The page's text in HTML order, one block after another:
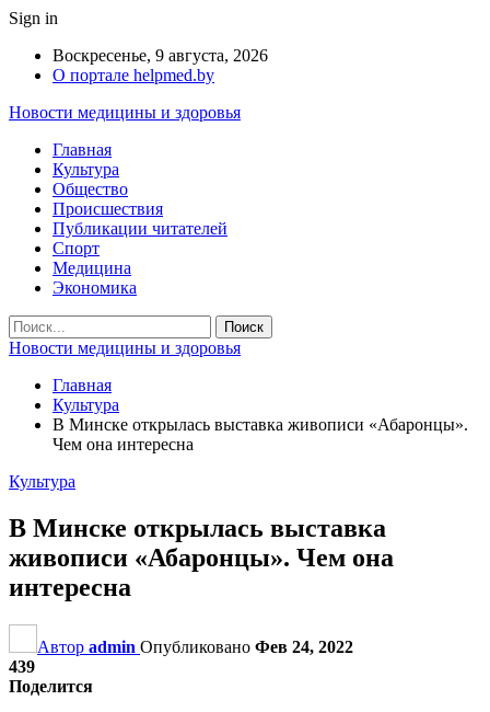
Sign in
Воскресенье, 9 августа, 2026
О портале helpmed.by
Новости медицины и здоровья
Главная
Культура
Общество
Происшествия
Публикации читателей
Спорт
Медицина
Экономика
Новости медицины и здоровья
Главная
Культура
В Минске открылась выставка живописи «Абаронцы».
Чем она интересна
Культура
В Минске открылась выставка
живописи «Абаронцы». Чем она
интересна
Автор admin Опубликовано Фев 24, 2022
439
Поделится